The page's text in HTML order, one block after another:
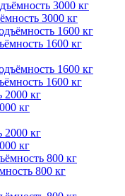
3000 кг
1600 кг
1600 кг
кг
кг
800 кг